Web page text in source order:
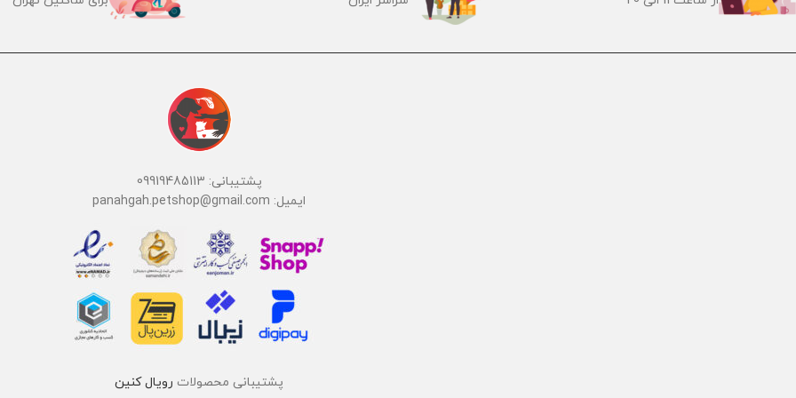
پشتیبانی: 09919485113
ایمیل: panahgah.petshop@gmail.com
پشتیبانی محصولات رویال کنین